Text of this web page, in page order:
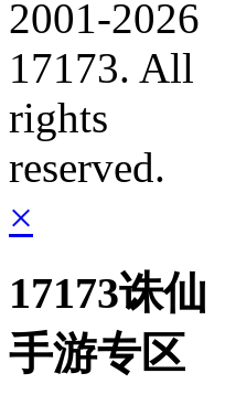
2001-2026
17173. All
rights
reserved.
×
17173诛仙
手游专区